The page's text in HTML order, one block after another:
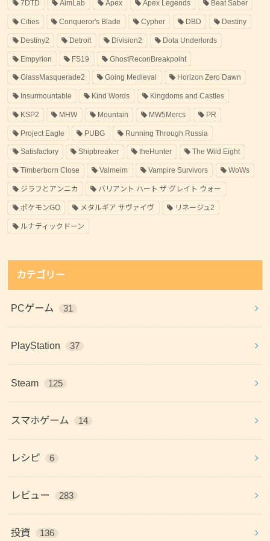
7DTD AimLab Apex Apex Legends Beat Saber
Cities Conqueror's Blade Cypher DBD Destiny
Destiny2 Detroit Division2 Dota Underlords
Empyrion FS19 GhostReconBreakpoint
GlassMasquerade2 Going Medieval Horizon Zero Dawn
Insurmountable Kind Words Kingdoms and Castles
KSP2 MHW Mountain MW5Mercs PR
Project Eagle PUBG Running Through Russia
Satisfactory Shipbreaker theHunter The Wild Eight
Timberborn Close Valmeim Vampire Survivors WoWs
ジラフとアンニカ バリアント ハート ザ グレイト ウォー
ポケモンGO メタルギア サヴァイヴ リネージュ2
ルナティックドーン
カテゴリー
PCゲーム 31
PlayStation 37
Steam 125
スマホゲーム 14
レシピ 6
レビュー 283
投資 136